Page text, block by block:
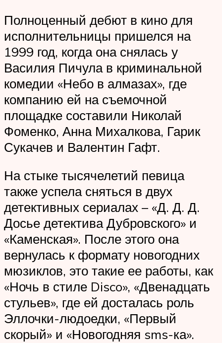
Полноценный дебют в кино для
исполнительницы пришелся на
1999 год, когда она снялась у
Василия Пичула в криминальной
комедии «Небо в алмазах», где
компанию ей на съемочной
площадке составили Николай
Фоменко, Анна Михалкова, Гарик
Сукачев и Валентин Гафт.
На стыке тысячелетий певица
также успела сняться в двух
детективных сериалах – «Д. Д. Д.
Досье детектива Дубровского» и
«Каменская». После этого она
вернулась к формату новогодних
мюзиклов, это такие ее работы, как
«Ночь в стиле Disco», «Двенадцать
стульев», где ей досталась роль
Эллочки-людоедки, «Первый
скорый» и «Новогодняя sms-ка».